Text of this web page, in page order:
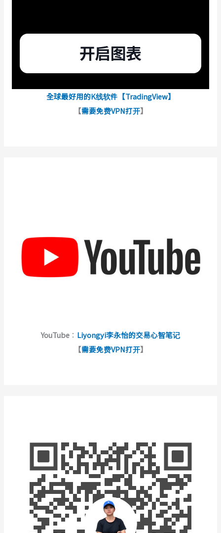
全球最好用的K线软件【TradingView】
【需要免费VPN打开】
YouTube ： Liyongyi李永怡的交易心智笔记
【需要免费VPN打开】